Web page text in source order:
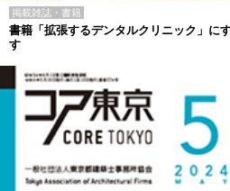
掲載雑誌・書籍
書籍「拡張するデンタルクリニック」に
す